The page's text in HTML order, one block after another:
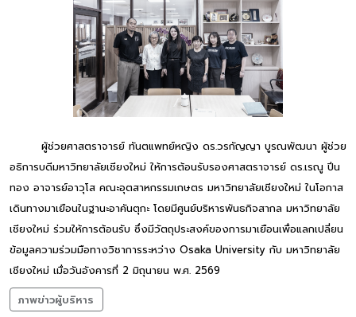
ผู้ช่วยศาสตราจารย์ ทันตแพทย์หญิง ดร.วรกัญญา บูรณพัฒนา ผู้ช่วย
อธิการบดีมหาวิทยาลัยเชียงใหม่ ให้การต้อนรับรองศาสตราจารย์ ดร.เรณู ปิ่น
ทอง อาจารย์อาวุโส คณะอุตสาหกรรมเกษตร มหาวิทยาลัยเชียงใหม่ ในโอกาส
เดินทางมาเยือนในฐานะอาคันตุกะ โดยมีศูนย์บริหารพันธกิจสากล มหาวิทยาลัย
เชียงใหม่ ร่วมให้การต้อนรับ ซึ่งมีวัตถุประสงค์ของการมาเยือนเพื่อแลกเปลี่ยน
ข้อมูลความร่วมมือทางวิชาการระหว่าง Osaka University กับ มหาวิทยาลัย
เชียงใหม่ เมื่อวันอังคารที่ 2 มิถุนายน พ.ศ. 2569
ภาพข่าวผู้บริหาร